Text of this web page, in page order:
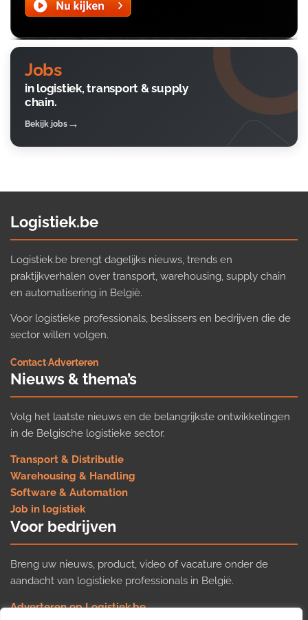
Jobs
in logistiek, transport & supply
chain.
Bekijk jobs
Logistiek.be
Logistiek.be brengt dagelijks nieuws, trends en
praktijkverhalen over transport, warehousing, supply chain
en automatisering in België.
Voor logistieke professionals, beslissers en bedrijven die de
sector willen volgen.
Contact·Adverteren
Nieuws & thema’s
Volg het laatste nieuws en de belangrijkste ontwikkelingen
in de Belgische logistieke sector.
Transport & Distributie
Warehousing & Handling
Software & Automation
Job in logistiek
Voor bedrijven
Breng uw nieuws, product, video of vacature onder de
aandacht van logistieke professionals in België.
Adverteren op Logistiek.be